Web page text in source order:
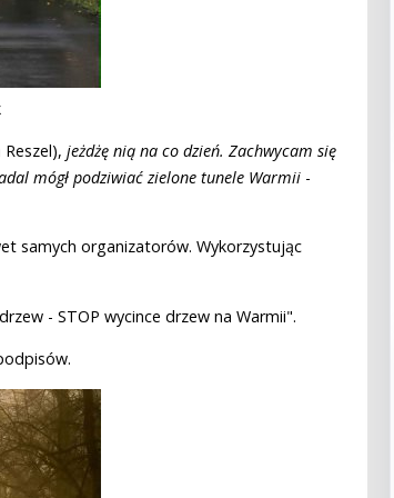
jeżdżę nią na co dzień. Zachwycam się
mógł podziwiać zielone tunele Warmii -
samych organizatorów. Wykorzystując
- STOP wycince drzew na Warmii".